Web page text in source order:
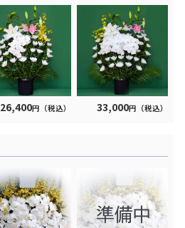
26,400円（税込） 33,000円（税込）